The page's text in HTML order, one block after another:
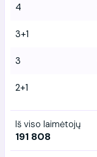
4
3+1
3
2+1
Iš viso laimėtojų
191 808